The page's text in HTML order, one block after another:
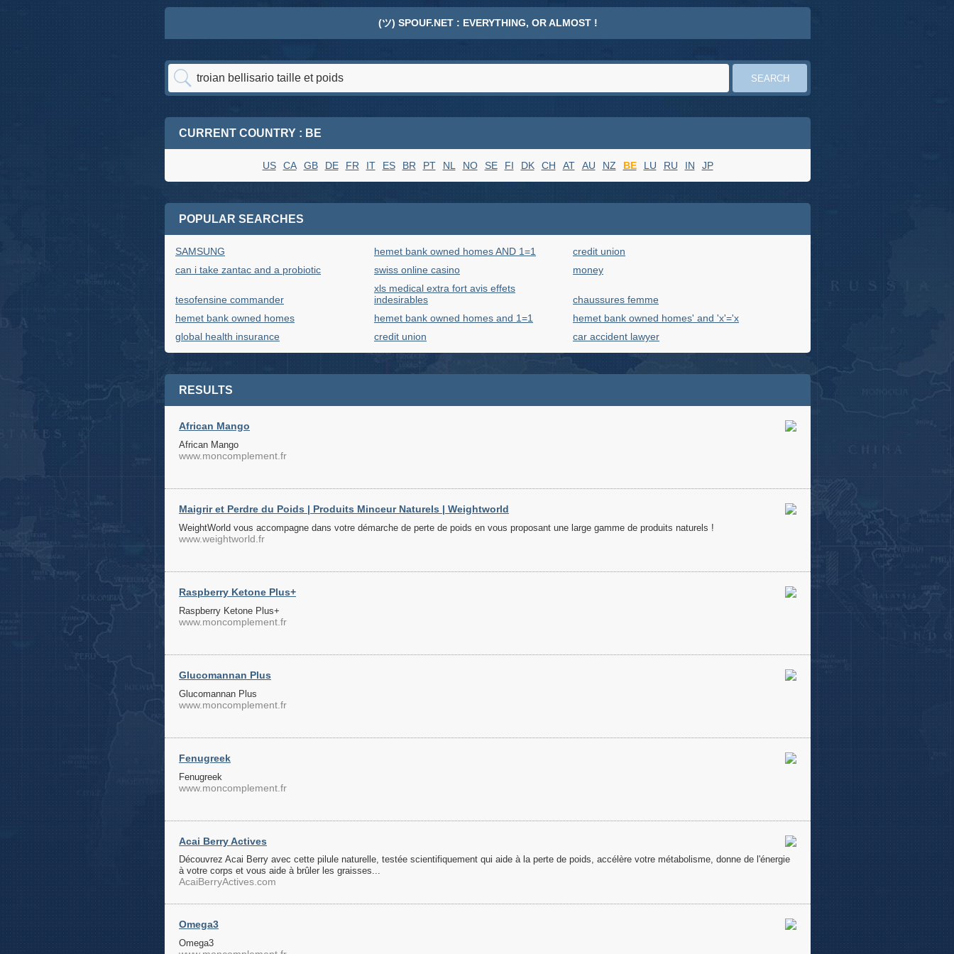
(ツ) SPOUF.NET : EVERYTHING, OR ALMOST !
CURRENT COUNTRY : BE
US CA GB DE FR IT ES BR PT NL NO SE FI DK CH AT AU NZ BE LU RU IN JP
POPULAR SEARCHES
SAMSUNG hemet bank owned homes AND 1=1
credit union
can i take zantac and a probiotic
swiss online casino money
tesofensine commander
xls medical extra fort avis effets
indesirables
chaussures femme
hemet bank owned homes
hemet bank owned homes and 1=1
hemet bank owned homes' and 'x'='x
global health insurance
credit union car accident lawyer
RESULTS
African Mango
African Mango
www.moncomplement.fr
Maigrir et Perdre du Poids | Produits Minceur Naturels | Weightworld
WeightWorld vous accompagne dans votre démarche de perte de poids en vous proposant une large gamme de produits naturels !
www.weightworld.fr
Raspberry Ketone Plus+
Raspberry Ketone Plus+
www.moncomplement.fr
Glucomannan Plus
Glucomannan Plus
www.moncomplement.fr
Fenugreek
Fenugreek
www.moncomplement.fr
Acai Berry Actives
Découvrez Acai Berry avec cette pilule naturelle, testée scientifiquement qui aide à la perte de poids, accélère votre métabolisme, donne de l'énergie
à votre corps et vous aide à brûler les graisses...
AcaiBerryActives.com
Omega3
Omega3